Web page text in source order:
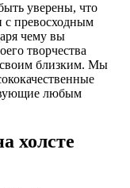
уверены, что
с превосходным
чему вы
творчества
близким. Мы
любым
холсте